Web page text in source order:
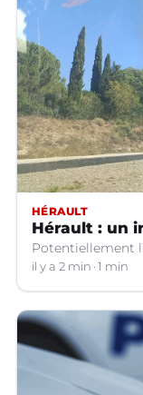
HÉRAULT
Hérault : un
Potentiellement
il y a 2 min 1 min